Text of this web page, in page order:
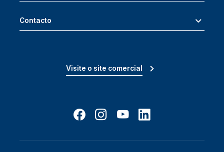
Contacto
Visite o site comercial